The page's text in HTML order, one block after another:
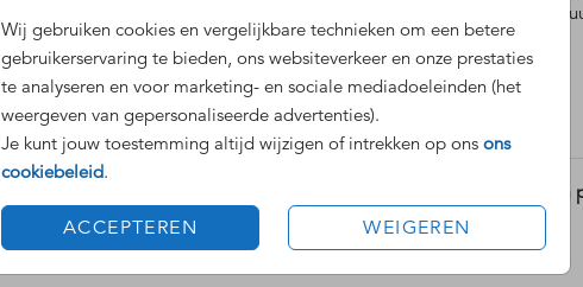
Wij gebruiken cookies en vergelijkbare technieken om een betere
gebruikerservaring te bieden, ons websiteverkeer en onze prestaties
te analyseren en voor marketing- en sociale mediadoeleinden (het
weergeven van gepersonaliseerde advertenties).
Je kunt jouw toestemming altijd wijzigen of intrekken op ons ons
cookiebeleid.
ACCEPTEREN WEIGEREN
Voor 18
Formaten en